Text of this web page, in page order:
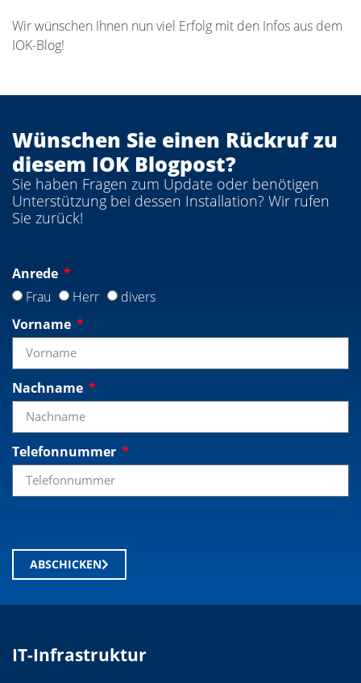
Wir wünschen Ihnen nun viel Erfolg mit den Infos aus dem
IOK-Blog!
Wünschen Sie einen Rückruf zu
diesem IOK Blogpost?
Sie haben Fragen zum Update oder benötigen
Unterstützung bei dessen Installation? Wir rufen
Sie zurück!
Anrede
Frau
Herr
divers
Vorname
Nachname
Telefonnummer
ABSCHICKEN
IT-Infrastruktur